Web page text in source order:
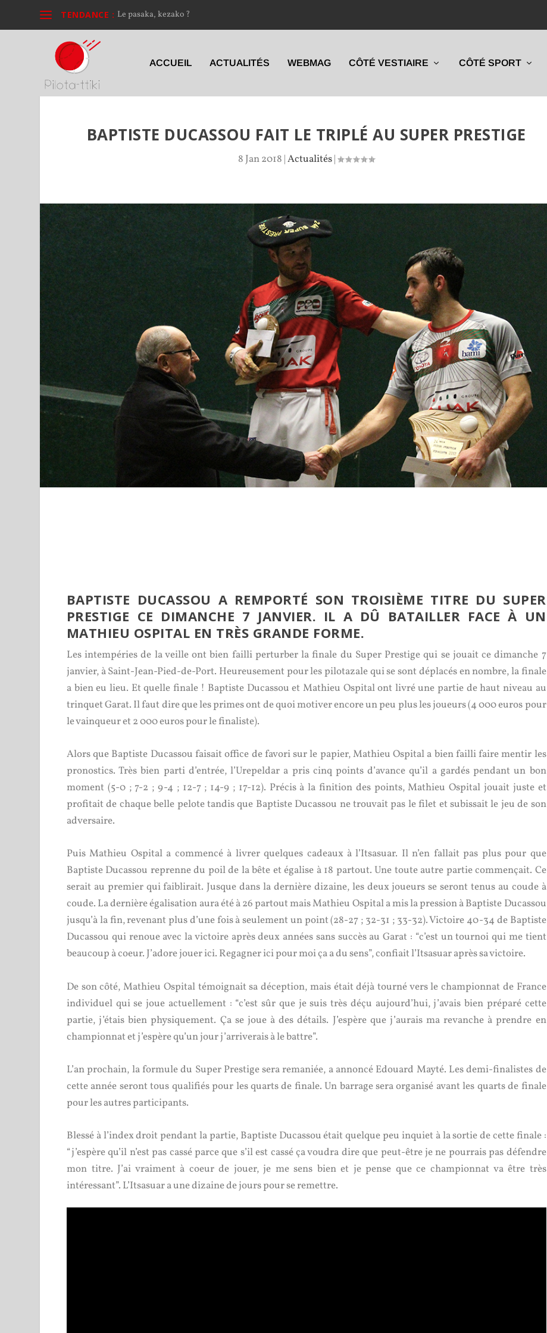
TENDANCE : Le pasaka, kezako ?
ACCUEIL ACTUALITÉS WEBMAG CÔTÉ VESTIAIRE CÔTÉ SPORT
BAPTISTE DUCASSOU FAIT LE TRIPLÉ AU SUPER PRESTIGE
8 Jan 2018 |Actualités|
BAPTISTE DUCASSOU A REMPORTÉ SON TROISIÈME TITRE DU SUPER
PRESTIGE CE DIMANCHE 7 JANVIER. IL A DÛ BATAILLER FACE À UN
MATHIEU OSPITAL EN TRÈS GRANDE FORME.
Les intempéries de la veille ont bien failli perturber la finale du Super Prestige qui se jouait ce dimanche 7
janvier, à Saint-Jean-Pied-de-Port. Heureusement pour les pilotazale qui se sont déplacés en nombre, la finale
a bien eu lieu. Et quelle finale ! Baptiste Ducassou et Mathieu Ospital ont livré une partie de haut niveau au
trinquet Garat. Il faut dire que les primes ont de quoi motiver encore un peu plus les joueurs (4 000 euros pour
le vainqueur et 2 000 euros pour le finaliste).
Alors que Baptiste Ducassou faisait office de favori sur le papier, Mathieu Ospital a bien failli faire mentir les
pronostics. Très bien parti d’entrée, l’Urepeldar a pris cinq points d’avance qu’il a gardés pendant un bon
moment (5-0 ; 7-2 ; 9-4 ; 12-7 ; 14-9 ; 17-12). Précis à la finition des points, Mathieu Ospital jouait juste et
profitait de chaque belle pelote tandis que Baptiste Ducassou ne trouvait pas le filet et subissait le jeu de son
adversaire.
Puis Mathieu Ospital a commencé à livrer quelques cadeaux à l’Itsasuar. Il n’en fallait pas plus pour que
Baptiste Ducassou reprenne du poil de la bête et égalise à 18 partout. Une toute autre partie commençait. Ce
serait au premier qui faiblirait. Jusque dans la dernière dizaine, les deux joueurs se seront tenus au coude à
coude. La dernière égalisation aura été à 26 partout mais Mathieu Ospital a mis la pression à Baptiste Ducassou
jusqu’à la fin, revenant plus d’une fois à seulement un point (28-27 ; 32-31 ; 33-32). Victoire 40-34 de Baptiste
Ducassou qui renoue avec la victoire après deux années sans succès au Garat : “c’est un tournoi qui me tient
beaucoup à coeur. J’adore jouer ici. Regagner ici pour moi ça a du sens”, confiait l’Itsasuar après sa victoire.
De son côté, Mathieu Ospital témoignait sa déception, mais était déjà tourné vers le championnat de France
individuel qui se joue actuellement : “c’est sûr que je suis très déçu aujourd’hui, j’avais bien préparé cette
partie, j’étais bien physiquement. Ça se joue à des détails. J’espère que j’aurais ma revanche à prendre en
championnat et j’espère qu’un jour j’arriverais à le battre”.
L’an prochain, la formule du Super Prestige sera remaniée, a annoncé Edouard Mayté. Les demi-finalistes de
cette année seront tous qualifiés pour les quarts de finale. Un barrage sera organisé avant les quarts de finale
pour les autres participants.
Blessé à l’index droit pendant la partie, Baptiste Ducassou était quelque peu inquiet à la sortie de cette finale :
“j’espère qu’il n’est pas cassé parce que s’il est cassé ça voudra dire que peut-être je ne pourrais pas défendre
mon titre. J’ai vraiment à coeur de jouer, je me sens bien et je pense que ce championnat va être très
intéressant”. L’Itsasuar a une dizaine de jours pour se remettre.